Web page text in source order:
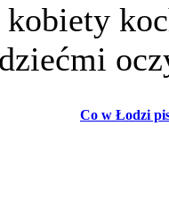
Co w Łodzi